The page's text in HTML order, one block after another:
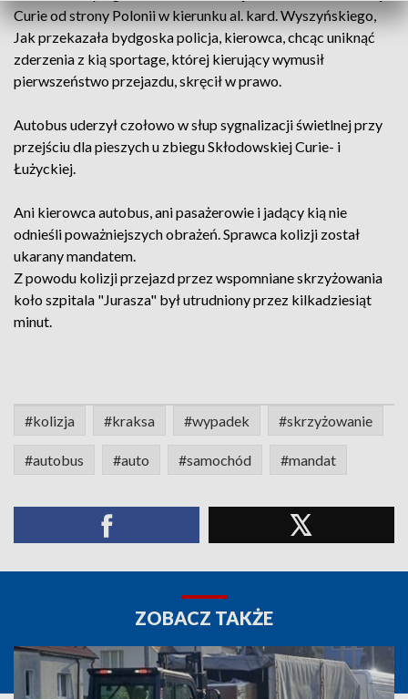
Curie od strony Polonii w kierunku al. kard. Wyszyńskiego,
Jak przekazała bydgoska policja, kierowca, chcąc uniknąć
zderzenia z kią sportage, której kierujący wymusił
pierwszeństwo przejazdu, skręcił w prawo.
Autobus uderzył czołowo w słup sygnalizacji świetlnej przy
przejściu dla pieszych u zbiegu Skłodowskiej Curie- i
Łużyckiej.
Ani kierowca autobus, ani pasażerowie i jadący kią nie
odnieśli poważniejszych obrażeń. Sprawca kolizji został
ukarany mandatem.
Z powodu kolizji przejazd przez wspomniane skrzyżowania
koło szpitala "Jurasza" był utrudniony przez kilkadziesiąt
minut.
#kolizja #kraksa #wypadek #skrzyżowanie
#autobus #auto #samochód #mandat
ZOBACZ TAKŻE